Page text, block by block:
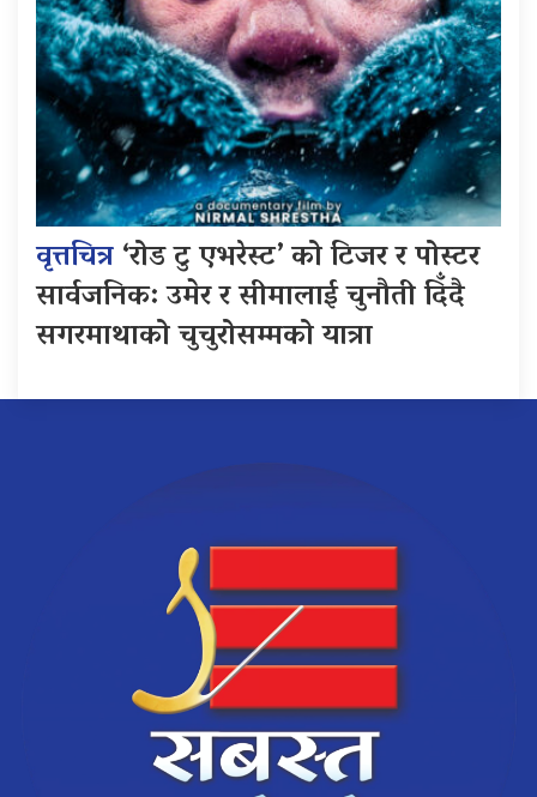
वृत्तचित्र‘रोड टु एभरेस्ट’ को टिजर र पोस्टर
सार्वजनिक: उमेर र सीमालाई चुनौती दिँदै
सगरमाथाको चुचुरोसम्मको यात्रा